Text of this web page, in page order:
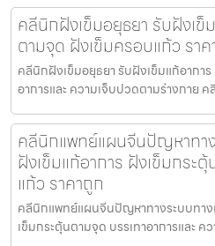
คลีนิกฝังเข็มอยุธยา รับฝังเข็
ตามจุด ฝังเข็มครอบแก้ว รา
คลีนิกฝังเข็มอยุธยา รับฝังเข็มแก้อากา
อาการและ ความเจ็บปวดตามร่างกาย
คลีนิกแพทย์แผนจีนปัญหาทาง
ฝังเข็มแก้อาการ ฝังเข็มกระ
แก้ว ราคาถูก
คลีนิกแพทย์แผนจีนปัญหาทางระบบทาง
เข็มกระตุ้นตามจุด บรรเทาอาการและ